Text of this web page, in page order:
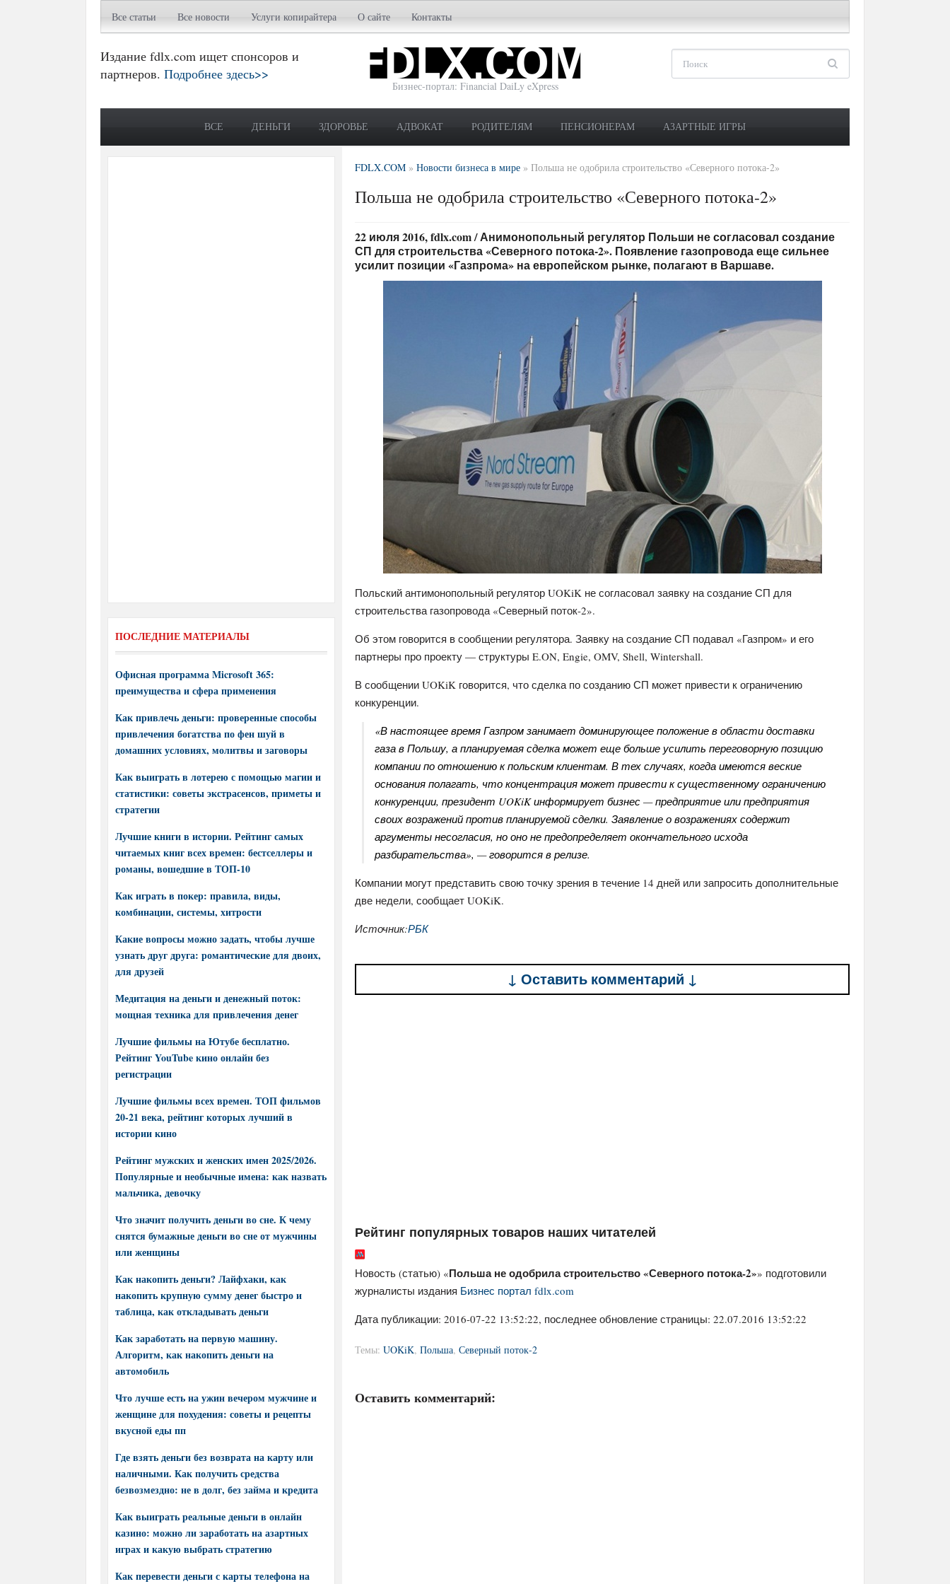
Все статьи Все новости Услуги копирайтера О сайте Контакты
Издание fdlx.com ищет спонсоров и
партнеров. Подробнее здесь>>
Бизнес-портал: Financial DaiLy eXpress
ВСЕ ДЕНЬГИ ЗДОРОВЬЕ АДВОКАТ РОДИТЕЛЯМ ПЕНСИОНЕРАМ АЗАРТНЫЕ ИГРЫ
FDLX.COM » Новости бизнеса в мире » Польша не одобрила строительство «Северного потока-2»
Польша не одобрила строительство «Северного потока-2»
22 июля 2016, fdlx.com / Анимонопольный регулятор Польши не согласовал создание
СП для строительства «Северного потока-2». Появление газопровода еще сильнее
усилит позиции «Газпрома» на европейском рынке, полагают в Варшаве.
Польский антимонопольный регулятор UOKiK не согласовал заявку на создание СП для
строительства газопровода «Северный поток-2».
Об этом говорится в сообщении регулятора. Заявку на создание СП подавал «Газпром» и его
партнеры про проекту — структуры E.ON, Engie, OMV, Shell, Wintershall.
В сообщении UOKiK говорится, что сделка по созданию СП может привести к ограничению
конкуренции.
«В настоящее время Газпром занимает доминирующее положение в области доставки
газа в Польшу, а планируемая сделка может еще больше усилить переговорную позицию
компании по отношению к польским клиентам. В тех случаях, когда имеются веские
основания полагать, что концентрация может привести к существенному ограничению
конкуренции, президент UOKiK информирует бизнес — предприятие или предприятия
своих возражений против планируемой сделки. Заявление о возражениях содержит
аргументы несогласия, но оно не предопределяет окончательного исхода
разбирательства», — говорится в релизе.
Компании могут представить свою точку зрения в течение 14 дней или запросить дополнительные
две недели, сообщает UOKiK.
Источник:РБК
↓ Оставить комментарий ↓
Рейтинг популярных товаров наших читателей
Новость (статью) «Польша не одобрила строительство «Северного потока-2»» подготовили
журналисты издания Бизнес портал fdlx.com
Дата публикации: 2016-07-22 13:52:22, последнее обновление страницы: 22.07.2016 13:52:22
Темы: UOKiK, Польша, Северный поток-2
Оставить комментарий:
ПОСЛЕДНИЕ МАТЕРИАЛЫ
Офисная программа Microsoft 365:
преимущества и сфера применения
Как привлечь деньги: проверенные способы
привлечения богатства по фен шуй в
домашних условиях, молитвы и заговоры
Как выиграть в лотерею с помощью магии и
статистики: советы экстрасенсов, приметы и
стратегии
Лучшие книги в истории. Рейтинг самых
читаемых книг всех времен: бестселлеры и
романы, вошедшие в ТОП-10
Как играть в покер: правила, виды,
комбинации, системы, хитрости
Какие вопросы можно задать, чтобы лучше
узнать друг друга: романтические для двоих,
для друзей
Медитация на деньги и денежный поток:
мощная техника для привлечения денег
Лучшие фильмы на Ютубе бесплатно.
Рейтинг YouTube кино онлайн без
регистрации
Лучшие фильмы всех времен. ТОП фильмов
20-21 века, рейтинг которых лучший в
истории кино
Рейтинг мужских и женских имен 2025/2026.
Популярные и необычные имена: как назвать
мальчика, девочку
Что значит получить деньги во сне. К чему
снятся бумажные деньги во сне от мужчины
или женщины
Как накопить деньги? Лайфхаки, как
накопить крупную сумму денег быстро и
таблица, как откладывать деньги
Как заработать на первую машину.
Алгоритм, как накопить деньги на
автомобиль
Что лучше есть на ужин вечером мужчине и
женщине для похудения: советы и рецепты
вкусной еды пп
Где взять деньги без возврата на карту или
наличными. Как получить средства
безвозмездно: не в долг, без займа и кредита
Как выиграть реальные деньги в онлайн
казино: можно ли заработать на азартных
играх и какую выбрать стратегию
Как перевести деньги с карты телефона на